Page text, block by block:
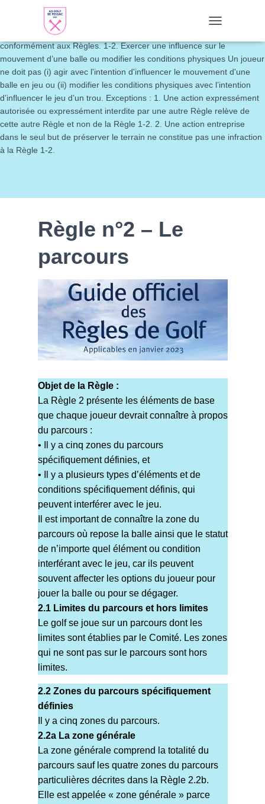
Règle 1 (Le Jeu) et Décisions 1-1. Règle générale Le Jeu de Golf
consiste à jouer une balle avec un club depuis l'aire de départ jusque
dans le trou en la frappant d'un coup ou de coups successifs
conformément aux Règles. 1-2. Exercer une influence sur le
mouvement d’une balle ou modifier les conditions physiques Un joueur
ne doit pas (i) agir avec l'intention d'influencer le mouvement d'une
balle en jeu ou (ii) modifier les conditions physiques avec l’intention
d’influencer le jeu d’un trou. Exceptions : 1. Une action expressément
autorisée ou expressément interdite par une autre Règle relève de
cette autre Règle et non de la Règle 1-2. 2. Une action entreprise
dans le seul but de préserver le terrain ne constitue pas une infraction
à la Règle 1-2.
Règle n°2 – Le
parcours
Objet de la Règle :
La Règle 2 présente les éléments de base
que chaque joueur devrait connaître à propos
du parcours :
• Il y a cinq zones du parcours
spécifiquement définies, et
• Il y a plusieurs types d’éléments et de
conditions spécifiquement définis, qui
peuvent interférer avec le jeu.
Il est important de connaître la zone du
parcours où repose la balle ainsi que le statut
de n’importe quel élément ou condition
interférant avec le jeu, car ils peuvent
souvent affecter les options du joueur pour
jouer la balle ou pour se dégager.
2.1 Limites du parcours et hors limites
Le golf se joue sur un parcours dont les
limites sont établies par le Comité. Les zones
qui ne sont pas sur le parcours sont hors
limites.
2.2 Zones du parcours spécifiquement
définies
Il y a cinq zones du parcours.
2.2a La zone générale
La zone générale comprend la totalité du
parcours sauf les quatre zones du parcours
particulières décrites dans la Règle 2.2b.
Elle est appelée « zone générale » parce